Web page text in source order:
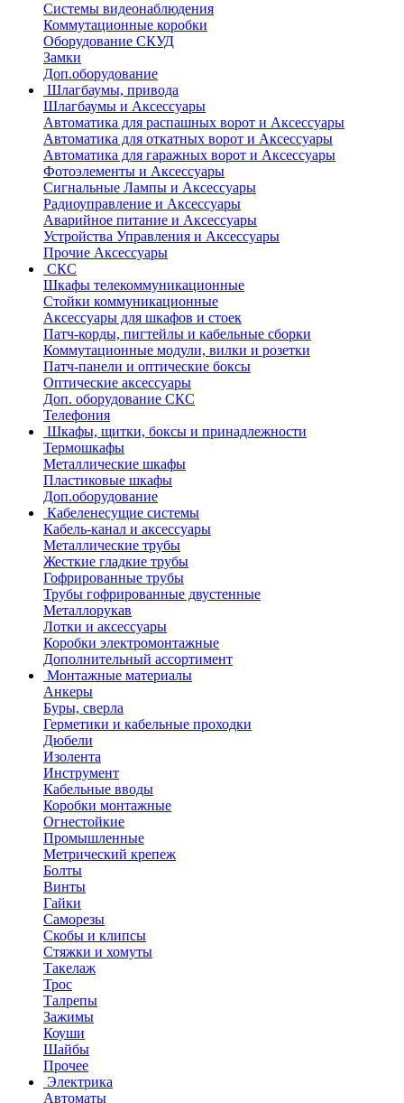
Системы видеонаблюдения
Коммутационные коробки
Оборудование СКУД
Замки
Доп.оборудование
Шлагбаумы, привода
Шлагбаумы и Аксессуары
Автоматика для распашных ворот и Аксессуары
Автоматика для откатных ворот и Аксессуары
Автоматика для гаражных ворот и Аксессуары
Фотоэлементы и Аксессуары
Сигнальные Лампы и Аксессуары
Радиоуправление и Аксессуары
Аварийное питание и Аксессуары
Устройства Управления и Аксессуары
Прочие Аксессуары
СКС
Шкафы телекоммуникационные
Стойки коммуникационные
Аксессуары для шкафов и стоек
Патч-корды, пигтейлы и кабельные сборки
Коммутационные модули, вилки и розетки
Патч-панели и оптические боксы
Оптические аксессуары
Доп. оборудование СКС
Телефония
Шкафы, щитки, боксы и принадлежности
Термошкафы
Металлические шкафы
Пластиковые шкафы
Доп.оборудование
Кабеленесущие системы
Кабель-канал и аксессуары
Металлические трубы
Жесткие гладкие трубы
Гофрированные трубы
Трубы гофрированные двустенные
Металлорукав
Лотки и аксессуары
Коробки электромонтажные
Дополнительный ассортимент
Монтажные материалы
Анкеры
Буры, сверла
Герметики и кабельные проходки
Дюбели
Изолента
Инструмент
Кабельные вводы
Коробки монтажные
Огнестойкие
Промышленные
Метрический крепеж
Болты
Винты
Гайки
Саморезы
Скобы и клипсы
Стяжки и хомуты
Такелаж
Трос
Талрепы
Зажимы
Коуши
Шайбы
Прочее
Электрика
Автоматы